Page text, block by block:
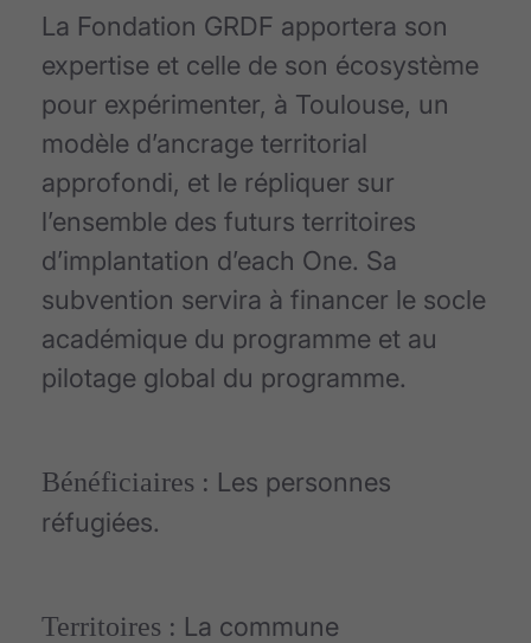
La Fondation GRDF apportera son
expertise et celle de son écosystème
pour expérimenter, à Toulouse, un
modèle d’ancrage territorial
approfondi, et le répliquer sur
l’ensemble des futurs territoires
d’implantation d’each One. Sa
subvention servira à financer le socle
académique du programme et au
pilotage global du programme.
Bénéficiaires : Les personnes
réfugiées.
Territoires : La commune